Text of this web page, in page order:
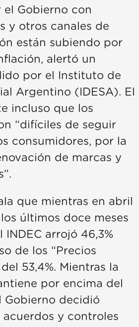
Gobierno con
y otros canales de
están subiendo por
alertó un
por el Instituto de
Argentino (IDESA). El
incluso que los
“difíciles de seguir
consumidores, por la
de marcas y
que mientras en abril
últimos doce meses
INDEC arrojó 46,3%
de los “Precios
53,4%. Mientras la
por encima del
Gobierno decidió
y controles